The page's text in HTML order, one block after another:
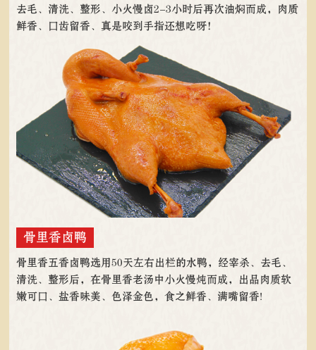
去毛、清洗、整形、小火慢卤2-3小时后再次油焖而成，肉质
鲜香、口齿留香、真是咬到手指还想吃呀！
骨里香卤鸭
骨里香五香卤鸭选用50天左右出栏的水鸭，经宰杀、去毛、
清洗、整形后，在骨里香老汤中小火慢炖而成，出品肉质软
嫩可口、盐香味美、色泽金色，食之鲜香、满嘴留香!